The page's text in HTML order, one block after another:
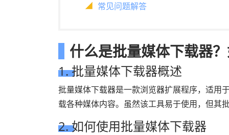
常见问题解答
什么是批量媒体下载器？
1. 批量媒体下载器概述
批量媒体下载器是一款浏览器扩展程序，适用
载各种媒体内容。虽然该工具易于使用，但其
2. 如何使用批量媒体下载器